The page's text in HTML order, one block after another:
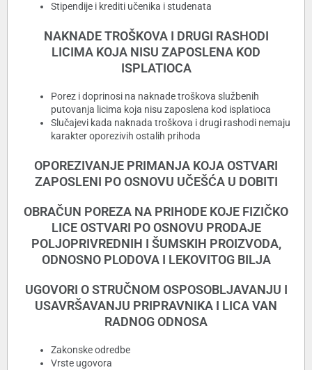
Stipendije i krediti učenika i studenata
NAKNADE TROŠKOVA I DRUGI RASHODI
LICIMA KOJA NISU ZAPOSLENA KOD
ISPLATIOCA
Porez i doprinosi na naknade troškova službenih
putovanja licima koja nisu zaposlena kod isplatioca
Slučajevi kada naknada troškova i drugi rashodi nemaju
karakter oporezivih ostalih prihoda
OPOREZIVANJE PRIMANJA KOJA OSTVARI
ZAPOSLENI PO OSNOVU UČEŠĆA U DOBITI
OBRAČUN POREZA NA PRIHODE KOJE FIZIČKO
LICE OSTVARI PO OSNOVU PRODAJE
POLJOPRIVREDNIH I ŠUMSKIH PROIZVODA,
ODNOSNO PLODOVA I LEKOVITOG BILJA
UGOVORI O STRUČNOM OSPOSOBLJAVANJU I
USAVRŠAVANJU PRIPRAVNIKA I LICA VAN
RADNOG ODNOSA
Zakonske odredbe
Vrste ugovora